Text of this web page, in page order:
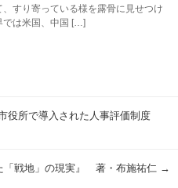
すり寄っている様を露骨に見せつけ
では米国、中国 […]
役所で導入された人事評価制度
「戦地」の現実』 著・布施祐仁 →